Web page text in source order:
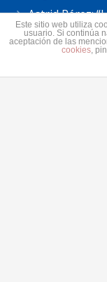
Astrid Pérez:
solidariza con
una política
Este sitio web utiliza
usuario. Si continúa
aceptación de las
cookies,